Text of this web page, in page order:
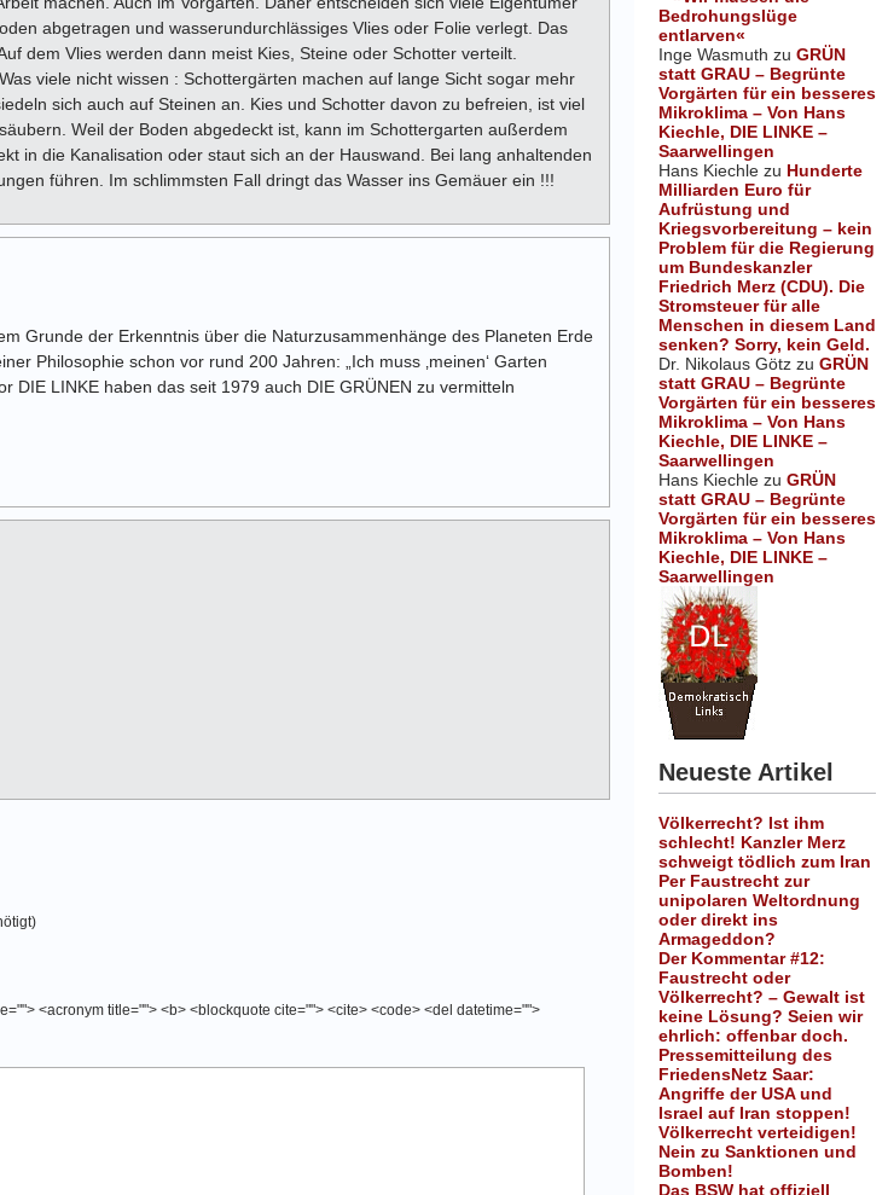
Bedrohungslüge
entlarven«
Inge Wasmuth zu GRÜN
statt GRAU – Begrünte
Vorgärten für ein besseres
Mikroklima – Von Hans
Kiechle, DIE LINKE –
Saarwellingen
Hans Kiechle zu Hunderte
Milliarden Euro für
Aufrüstung und
Kriegsvorbereitung – kein
Problem für die Regierung
um Bundeskanzler
Friedrich Merz (CDU). Die
Stromsteuer für alle
Menschen in diesem Land
senken? Sorry, kein Geld.
Dr. Nikolaus Götz zu GRÜN
statt GRAU – Begrünte
Vorgärten für ein besseres
Mikroklima – Von Hans
Kiechle, DIE LINKE –
Saarwellingen
Hans Kiechle zu GRÜN
statt GRAU – Begrünte
Vorgärten für ein besseres
Mikroklima – Von Hans
Kiechle, DIE LINKE –
Saarwellingen
Neueste Artikel
Völkerrecht? Ist ihm
schlecht! Kanzler Merz
schweigt tödlich zum Iran
Per Faustrecht zur
unipolaren Weltordnung
oder direkt ins
Armageddon?
Der Kommentar #12:
Faustrecht oder
Völkerrecht? – Gewalt ist
keine Lösung? Seien wir
ehrlich: offenbar doch.
Pressemitteilung des
FriedensNetz Saar:
Angriffe der USA und
Israel auf Iran stoppen!
Völkerrecht verteidigen!
Nein zu Sanktionen und
Bomben!
Das BSW hat offiziell
abgetragen und wasserundurchlässiges Vlies oder Folie verlegt. Das
dem Vlies werden dann meist Kies, Steine oder Schotter verteilt.
viele nicht wissen : Schottergärten machen auf lange Sicht sogar mehr
sich auch auf Steinen an. Kies und Schotter davon zu befreien, ist viel
Weil der Boden abgedeckt ist, kann im Schottergarten außerdem
in die Kanalisation oder staut sich an der Hauswand. Bei lang anhaltenden
führen. Im schlimmsten Fall dringt das Wasser ins Gemäuer ein !!!
Grunde der Erkenntnis über die Naturzusammenhänge des Planeten Erde
Philosophie schon vor rund 200 Jahren: „Ich muss ‚meinen‘ Garten
DIE LINKE haben das seit 1979 auch DIE GRÜNEN zu vermitteln
<acronym title=""> <b> <blockquote cite=""> <cite> <code> <del datetime="">